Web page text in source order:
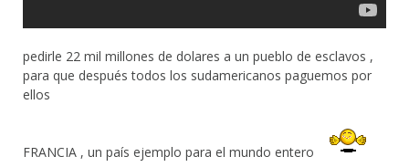
pedirle 22 mil millones de dolares a un pueblo de esclavos ,
para que después todos los sudamericanos paguemos por
ellos
FRANCIA , un país ejemplo para el mundo entero